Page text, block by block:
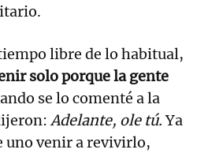
libre de lo habitual,
solo porque la gente
se lo comenté a la
Adelante, ole tú.Ya
uno venir a revivirlo,